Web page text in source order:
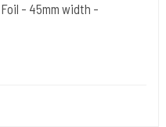
- 45mm width -